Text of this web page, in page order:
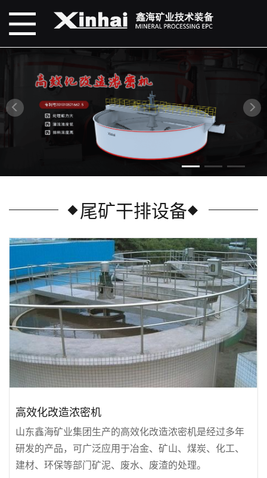
尾矿干排设备
高效化改造浓密机
山东鑫海矿业集团生产的高效化改造浓密机是经过多年
研发的产品，可广泛应用于冶金、矿山、煤炭、化工、
建材、环保等部门矿泥、废水、废渣的处理。